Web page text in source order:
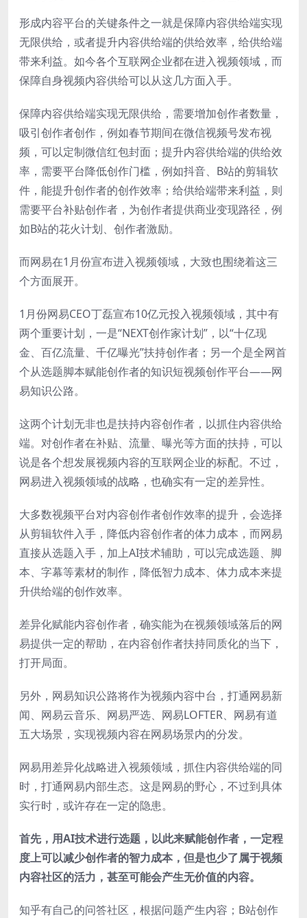
形成内容平台的关键条件之一就是保障内容供给端实现
无限供给，或者提升内容供给端的供给效率，给供给端
带来利益。如今各个互联网企业都在进入视频领域，而
保障自身视频内容供给可以从这几方面入手。
保障内容供给端实现无限供给，需要增加创作者数量，
吸引创作者创作，例如春节期间在微信视频号发布视
频，可以定制微信红包封面；提升内容供给端的供给效
率，需要平台降低创作门槛，例如抖音、B站的剪辑软
件，能提升创作者的创作效率；给供给端带来利益，则
需要平台补贴创作者，为创作者提供商业变现路径，例
如B站的花火计划、创作者激励。
而网易在1月份宣布进入视频领域，大致也围绕着这三
个方面展开。
1月份网易CEO丁磊宣布10亿元投入视频领域，其中有
两个重要计划，一是“NEXT创作家计划”，以“十亿现
金、百亿流量、千亿曝光”扶持创作者；另一个是全网首
个从选题脚本赋能创作者的知识短视频创作平台——网
易知识公路。
这两个计划无非也是扶持内容创作者，以抓住内容供给
端。对创作者在补贴、流量、曝光等方面的扶持，可以
说是各个想发展视频内容的互联网企业的标配。不过，
网易进入视频领域的战略，也确实有一定的差异性。
大多数视频平台对内容创作者创作效率的提升，会选择
从剪辑软件入手，降低内容创作者的体力成本，而网易
直接从选题入手，加上AI技术辅助，可以完成选题、脚
本、字幕等素材的制作，降低智力成本、体力成本来提
升供给端的创作效率。
差异化赋能内容创作者，确实能为在视频领域落后的网
易提供一定的帮助，在内容创作者扶持同质化的当下，
打开局面。
另外，网易知识公路将作为视频内容中台，打通网易新
闻、网易云音乐、网易严选、网易LOFTER、网易有道
五大场景，实现视频内容在网易场景内的分发。
网易用差异化战略进入视频领域，抓住内容供给端的同
时，打通网易内部生态。这是网易的野心，不过到具体
实行时，或许存在一定的隐患。
首先，用AI技术进行选题，以此来赋能创作者，一定程
度上可以减少创作者的智力成本，但是也少了属于视频
内容社区的活力，甚至可能会产生无价值的内容。
知乎有自己的问答社区，根据问题产生内容；B站创作